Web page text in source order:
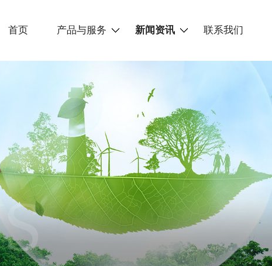
首页 产品与服务 新闻资讯 联系我们